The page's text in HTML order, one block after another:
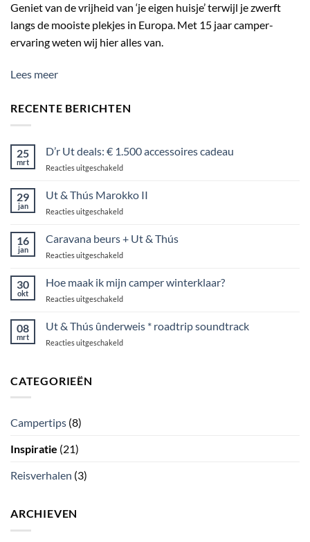
Geniet van de vrijheid van ‘je eigen huisje’ terwijl je zwerft
langs de mooiste plekjes in Europa. Met 15 jaar camper-
ervaring weten wij hier alles van.
Lees meer
RECENTE BERICHTEN
25
mrt
D’r Ut deals: € 1.500 accessoires cadeau
Reacties uitgeschakeldvoor
Ut
deals:
€
accessoires
29
jan
Ut & Thús Marokko II
Reacties uitgeschakeldvoor
Thús
Marokko
16
jan
Caravana beurs + Ut & Thús
Reacties uitgeschakeldvoor
+
Ut
Thús
30
okt
Hoe maak ik mijn camper winterklaar?
Reacties uitgeschakeldvoor
maak
ik
mijn
08
mrt
Ut & Thús ûnderweis * roadtrip soundtrack
Reacties uitgeschakeldvoor
CATEGORIEËN
Campertips (8)
Inspiratie (21)
Reisverhalen (3)
ARCHIEVEN